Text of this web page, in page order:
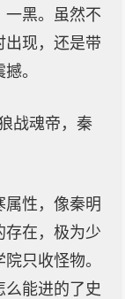
一黑。虽然不
出现，还是带
。
战魂帝，秦
性，像秦明
存在，极为少
只收怪物。
能进的了史